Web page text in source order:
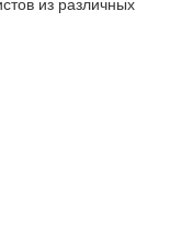
из различных